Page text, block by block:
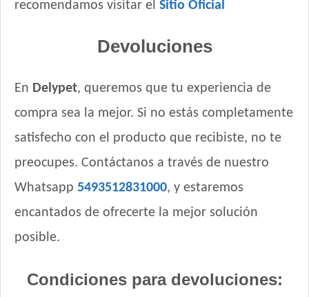
recomendamos visitar el Sitio Oficial
Devoluciones
En Delypet, queremos que tu experiencia de
compra sea la mejor. Si no estás completamente
satisfecho con el producto que recibiste, no te
preocupes. Contáctanos a través de nuestro
Whatsapp 5493512831000, y estaremos
encantados de ofrecerte la mejor solución
posible.
Condiciones para devoluciones: